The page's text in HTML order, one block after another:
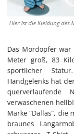
Hier ist die Kleidung des
Das Mordopfer war
Meter groß, 83
sportlicher
Handgelenks hat
verwaschenen
Marke “Dallas”,
braunes